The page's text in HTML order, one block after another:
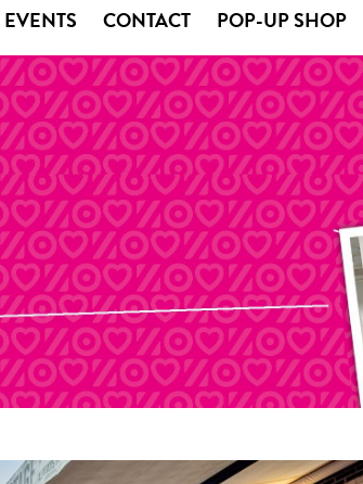
CONTACT POP-UP SHOP